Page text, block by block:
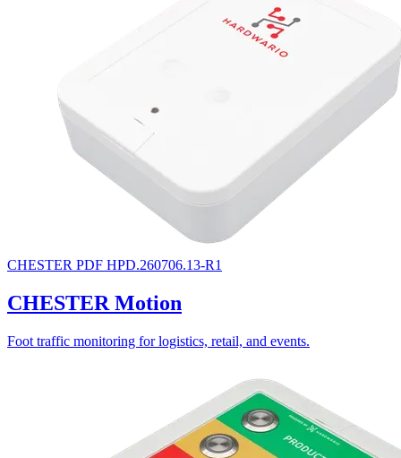
CHESTER PDF HPD.260706.13-R1
CHESTER Motion
Foot traffic monitoring for logistics, retail, and events.